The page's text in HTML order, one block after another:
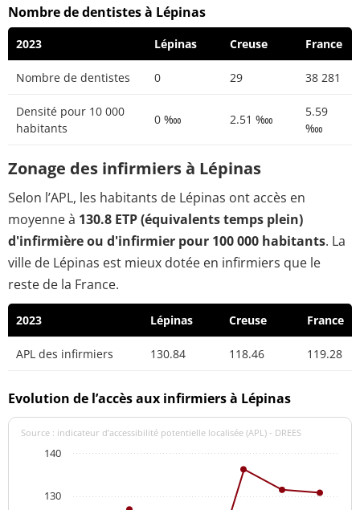
Nombre de dentistes à Lépinas
2023 Lépinas Creuse France
Nombre de dentistes 0 29 38 281
Densité pour 10 000
habitants
0 ‱ 2.51 ‱
5.59
‱
Zonage des infirmiers à Lépinas
Selon l’APL, les habitants de Lépinas ont accès en
moyenne à 130.8 ETP (équivalents temps plein)
d'infirmière ou d'infirmier pour 100 000 habitants. La
ville de Lépinas est mieux dotée en infirmiers que le
reste de la France.
2023 Lépinas Creuse France
APL des infirmiers 130.84 118.46 119.28
Evolution de l’accès aux infirmiers à Lépinas
Source : indicateur d’accessibilité potentielle localisée (APL) - DREES
130
140